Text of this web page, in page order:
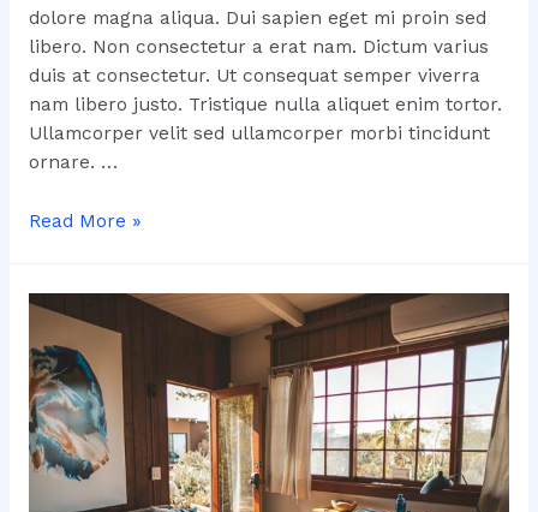
dolore magna aliqua. Dui sapien eget mi proin sed
libero. Non consectetur a erat nam. Dictum varius
duis at consectetur. Ut consequat semper viverra
nam libero justo. Tristique nulla aliquet enim tortor.
Ullamcorper velit sed ullamcorper morbi tincidunt
ornare. …
Egestas
risus
quam
vulputate
Read More »